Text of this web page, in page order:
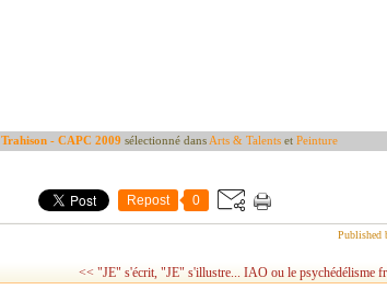
Trahison - CAPC 2009 sélectionné dans Arts & Talents et Peinture
Repost 0
Published
<< "JE" s'écrit, "JE" s'illustre... IAO ou le psychédélisme